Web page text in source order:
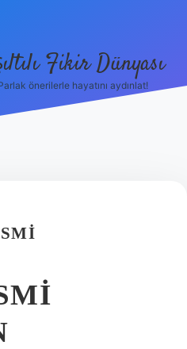
Fikir Dünyası
önerilerle hayatını aydınlat!